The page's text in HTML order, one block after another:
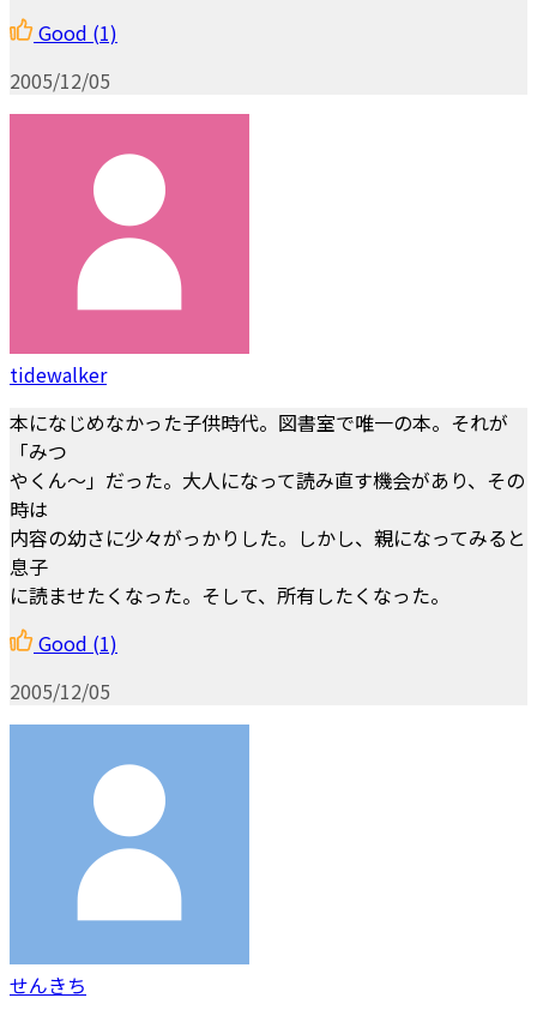
Good (1)
2005/12/05
tidewalker
本になじめなかった子供時代。図書室で唯一の本。それが
「みつ
やくん～」だった。大人になって読み直す機会があり、その
時は
内容の幼さに少々がっかりした。しかし、親になってみると
息子
に読ませたくなった。そして、所有したくなった。
Good (1)
2005/12/05
せんきち